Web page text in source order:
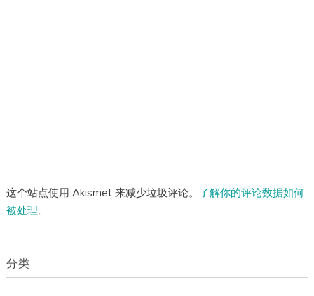
这个站点使用 Akismet 来减少垃圾评论。 了解你的评论数据如何
被处理。
分类